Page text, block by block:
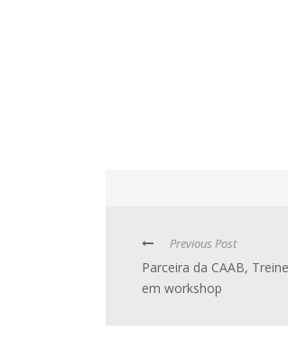
Previous Post
Parceira da CAAB,
em workshop